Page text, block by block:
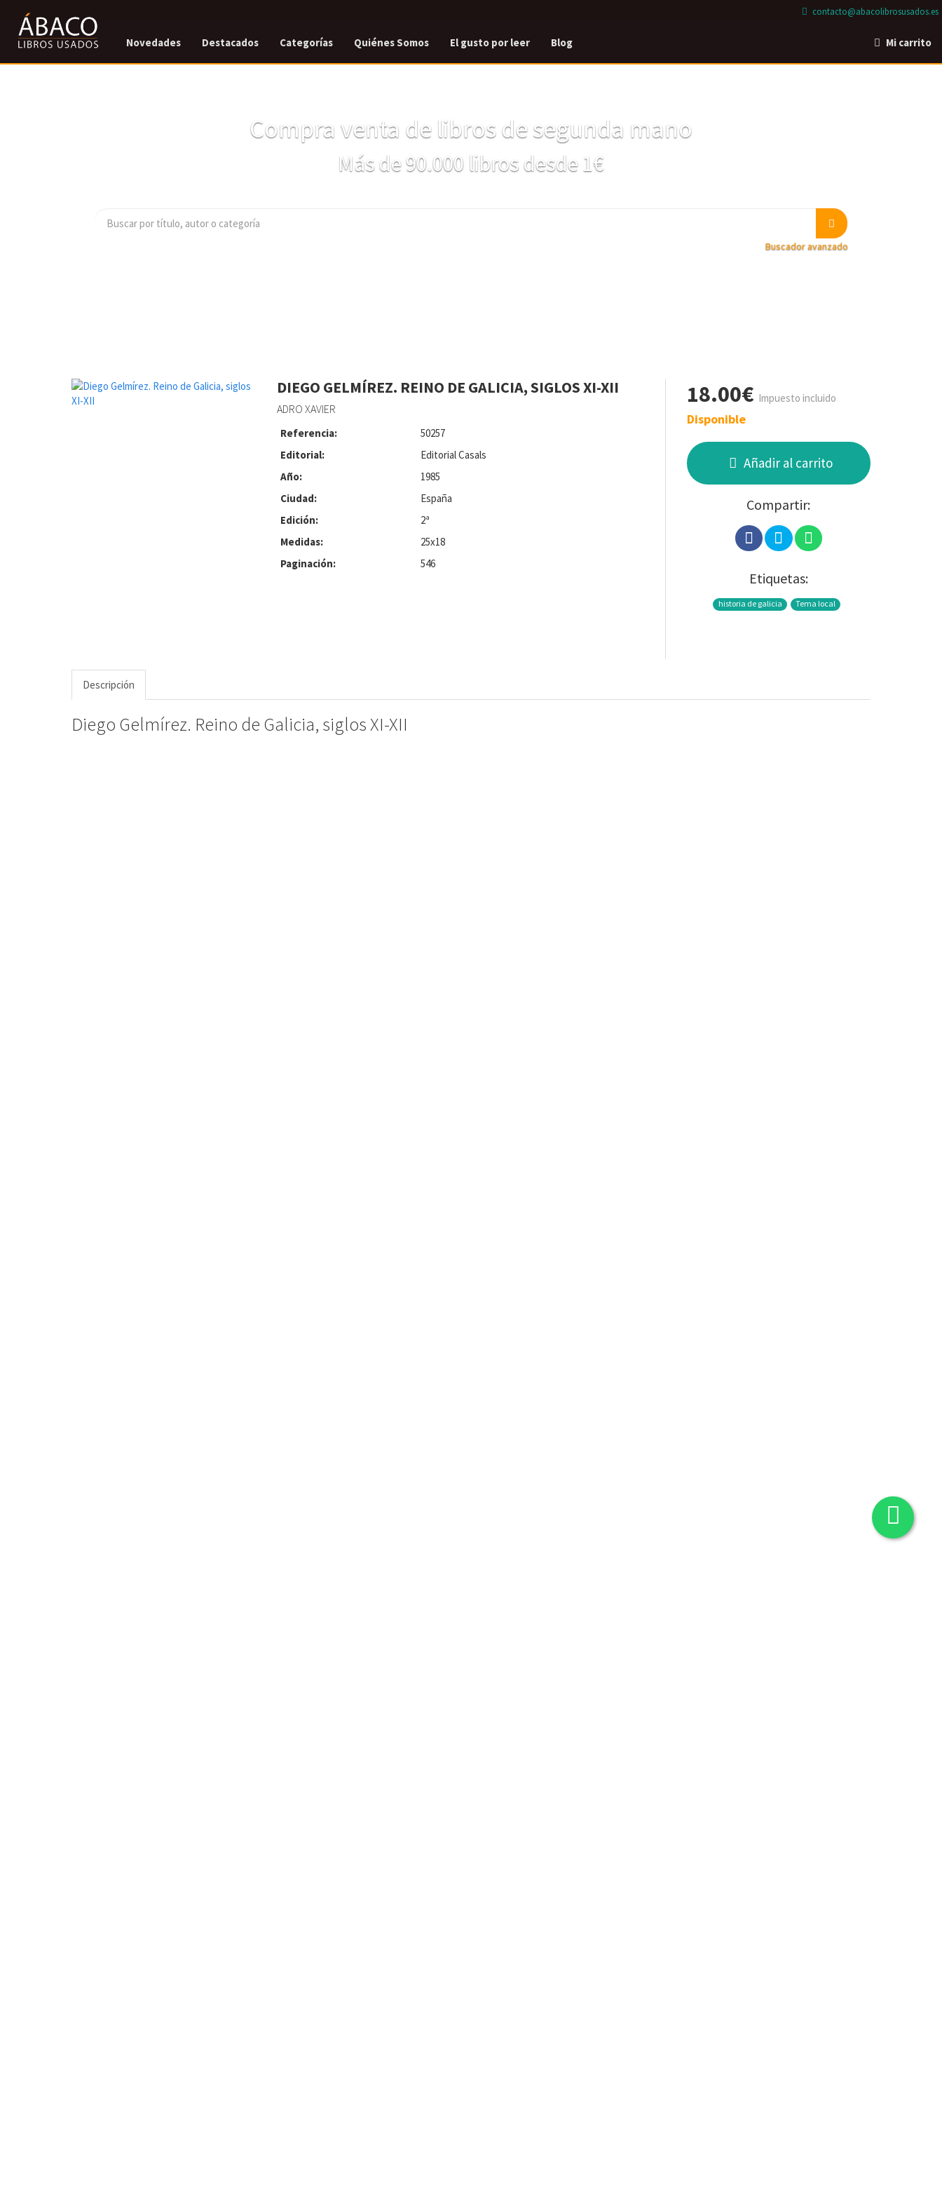
contacto@abacolibrosusados.es
Novedades Destacados Categorías Quiénes Somos El gusto por leer Blog Mi carrito
Compra venta de libros de segunda mano
Más de 90.000 libros desde 1€
Buscador avanzado
DIEGO GELMÍREZ. REINO DE GALICIA, SIGLOS XI-XII
ADRO XAVIER
Referencia:
50257
Editorial:
Editorial Casals
Año:
1985
Ciudad:
España
Edición:
2ª
Medidas:
25x18
Paginación:
546
18.00€ Impuesto incluido
Disponible
Añadir al carrito
Compartir:
Etiquetas:
historia de galicia Tema local
Descripción
Diego Gelmírez. Reino de Galicia, siglos XI-XII